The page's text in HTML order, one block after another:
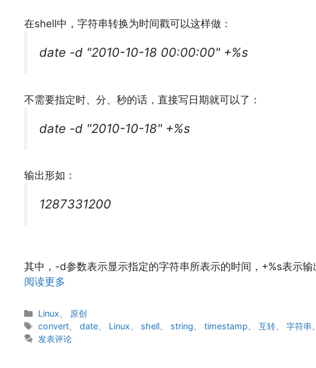
在shell中，字符串转换为时间戳可以这样做：
date -d "2010-10-18 00:00:00" +%s
不需要指定时、分、秒的话，直接写日期就可以了：
date -d "2010-10-18" +%s
输出形如：
1287331200
其中，-d参数表示显示指定的字符串所表示的时间，+%s表示输
阅读更多
分
类
Linux
原创
标
签
convert 、date Linux shell string 、timestamp 、互转 、字符串
发表评论